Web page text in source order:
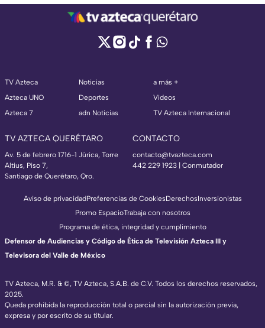
TV Azteca
Azteca UNO
Azteca 7
Noticias
Deportes
adn Noticias
a más +
Videos
TV Azteca Internacional
TV AZTECA QUERÉTARO
Av. 5 de febrero 1716-1 Júrica, Torre
Altius, Piso 7,
Santiago de Querétaro, Qro.
CONTACTO
contacto@tvazteca.com
442 229 1923 | Conmutador
TV Azteca, M.R. & ©, TV Azteca, S.A.B. de C.V. Todos los derechos reservados,
2025.
Queda prohibida la reproducción total o parcial sin la autorización previa,
expresa y por escrito de su titular.
Aviso de privacidadPreferencias de CookiesDerechosInversionistas
Promo EspacioTrabaja con nosotros
Programa de ética, integridad y cumplimiento
Defensor de Audiencias y Código de Ética de Televisión Azteca III y
Televisora del Valle de México